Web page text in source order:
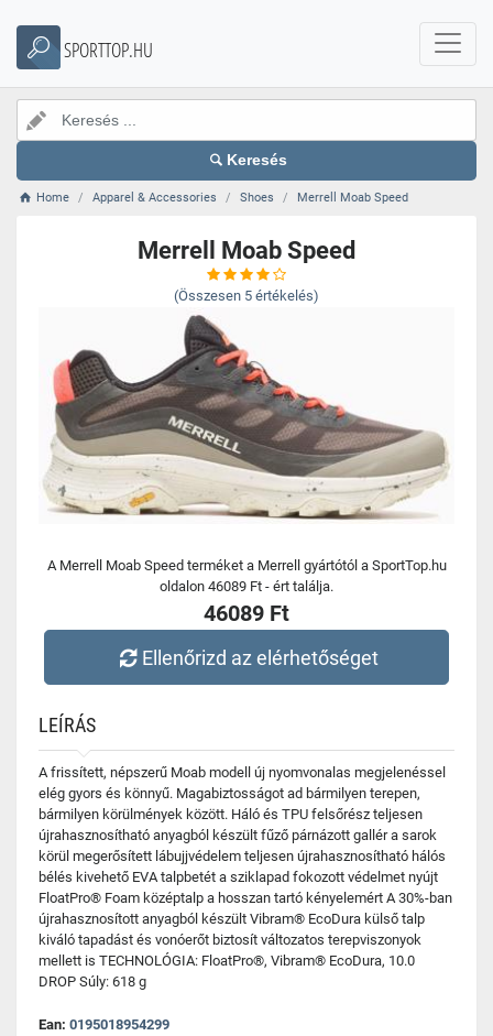
SPORTTOP.HU
Keresés
Home Apparel & Accessories Shoes Merrell Moab Speed
Merrell Moab Speed
(Összesen 5 értékelés)
A Merrell Moab Speed terméket a Merrell gyártótól a SportTop.hu
oldalon 46089 Ft - ért találja.
46089 Ft
Ellenőrizd az elérhetőséget
LEÍRÁS
A frissített, népszerű Moab modell új nyomvonalas megjelenéssel
elég gyors és könnyű. Magabiztosságot ad bármilyen terepen,
bármilyen körülmények között. Háló és TPU felsőrész teljesen
újrahasznosítható anyagból készült fűző párnázott gallér a sarok
körül megerősített lábujjvédelem teljesen újrahasznosítható hálós
bélés kivehető EVA talpbetét a sziklapad fokozott védelmet nyújt
FloatPro® Foam középtalp a hosszan tartó kényelemért A 30%-ban
újrahasznosított anyagból készült Vibram® EcoDura külső talp
kiváló tapadást és vonóerőt biztosít változatos terepviszonyok
mellett is TECHNOLÓGIA: FloatPro®, Vibram® EcoDura, 10.0
DROP Súly: 618 g
Ean: 0195018954299